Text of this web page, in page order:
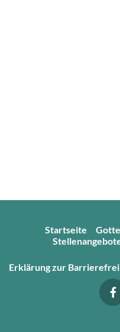
Startseite
Erklärung zur